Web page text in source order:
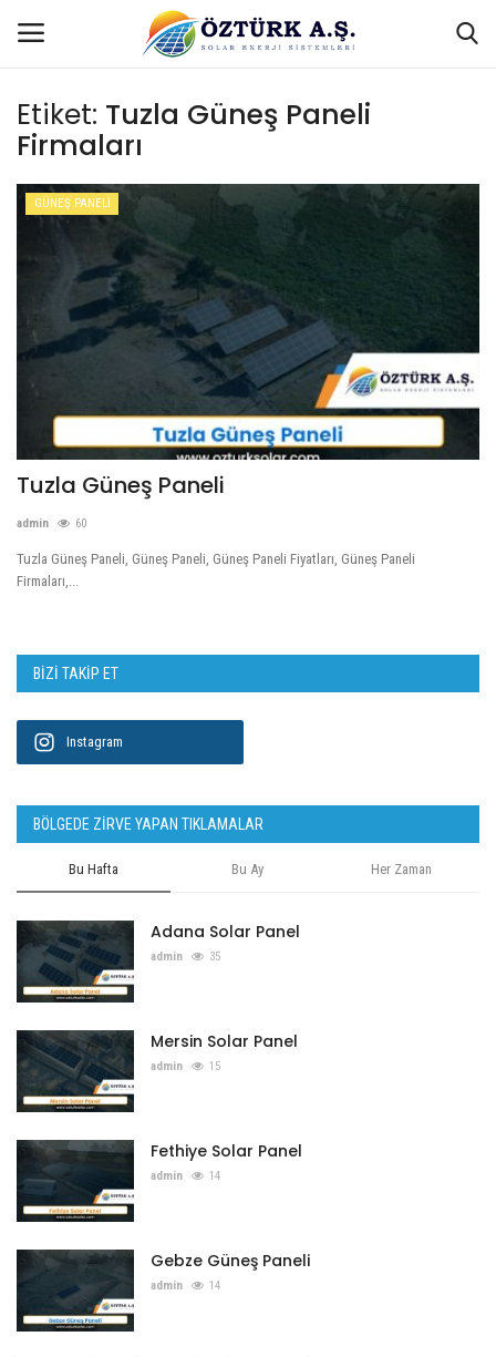
Hakkımızda
GÜNEŞ PANELİ
SOLAR PANEL
PELET
SOLAR PANEL
ALTERNATİF
İletişim
Etiket: Tuzla Güneş Paneli
Firmaları
GÜNEŞ PANELİ
Tuzla Güneş Paneli
admin 60
Tuzla Güneş Paneli, Güneş Paneli, Güneş Paneli Fiyatları, Güneş Paneli
Firmaları,...
BIZI TAKIP ET
Instagram
BÖLGEDE ZIRVE YAPAN TIKLAMALAR
Bu Hafta Bu Ay Her Zaman
Adana Solar Panel
admin 35
Mersin Solar Panel
admin 15
Fethiye Solar Panel
admin 14
Gebze Güneş Paneli
admin 14